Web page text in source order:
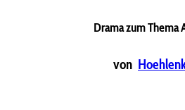
Drama zum Thema
von